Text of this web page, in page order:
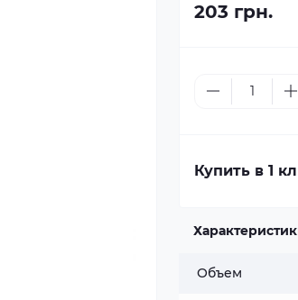
203 грн.
Купить в 1
Объем